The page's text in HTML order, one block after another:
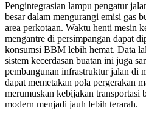
Pengintegrasian lampu pengatur
besar dalam mengurangi emisi gas
area perkotaan. Waktu henti mesin
mengantre di persimpangan dapat
konsumsi BBM lebih hemat. Data
sistem kecerdasan buatan ini juga
pembangunan infrastruktur jalan di
dapat memetakan pola pergerakan
merumuskan kebijakan transportasi
modern menjadi jauh lebih terarah.